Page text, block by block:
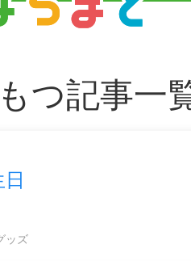
つ記事一
ッズ